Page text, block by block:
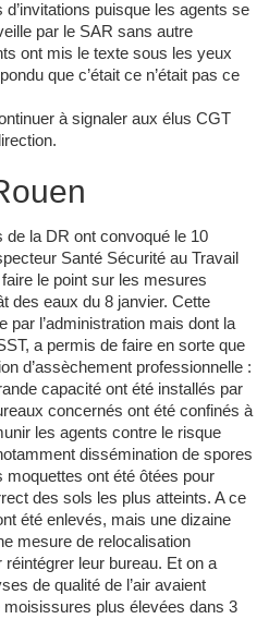
d’invitations puisque les agents se
par le SAR sans autre
ont mis le texte sous les yeux
que c’était ce n’était pas ce
à signaler aux élus CGT
de la DR ont convoqué le 10
Santé Sécurité au Travail
le point sur les mesures
des eaux du 8 janvier. Cette
par l’administration mais dont la
a permis de faire en sorte que
d’assèchement professionnelle :
capacité ont été installés par
concernés ont été confinés à
les agents contre le risque
dissémination de spores
ont été ôtées pour
des sols les plus atteints. A ce
été enlevés, mais une dizaine
mesure de relocalisation
leur bureau. Et on a
de qualité de l’air avaient
plus élevées dans 3